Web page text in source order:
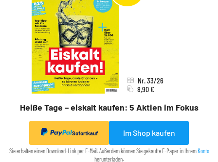
Heiße Tage – eiskalt kaufen: 5 Aktien im Fokus
Nr. 33/26
8,90 €
Sofortkauf Im Shop kaufen
Sie erhalten einen Download-Link per E-Mail. Außerdem können Sie gekaufte E-Paper in Ihrem Konto
herunterladen.